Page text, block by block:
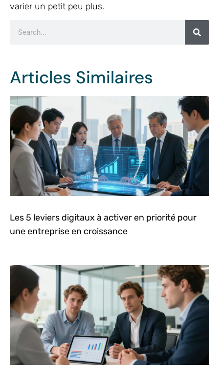
varier un petit peu plus.
Articles Similaires
Les 5 leviers digitaux à activer en priorité pour
une entreprise en croissance